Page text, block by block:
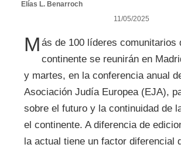
Elías L. Benarroch
11/05/2025
M ás de 100 líderes comunitarios
continente se reunirán en
y martes, en la conferencia anual
Asociación Judía Europea (EJA),
sobre el futuro y la continuidad de
el continente. A diferencia de
la actual tiene un factor diferencial